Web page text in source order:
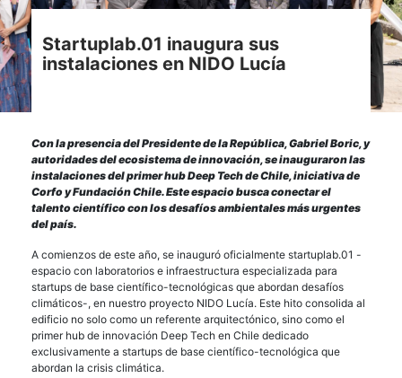
Startuplab.01 inaugura sus
instalaciones en NIDO Lucía
Con la presencia del Presidente de la República, Gabriel Boric, y
autoridades del ecosistema de innovación, se inauguraron las
instalaciones del primer hub Deep Tech de Chile, iniciativa de
Corfo y Fundación Chile. Este espacio busca conectar el
talento científico con los desafíos ambientales más urgentes
del país.
A comienzos de este año, se inauguró oficialmente startuplab.01 -
espacio con laboratorios e infraestructura especializada para
startups de base científico-tecnológicas que abordan desafíos
climáticos-, en nuestro proyecto NIDO Lucía. Este hito consolida al
edificio no solo como un referente arquitectónico, sino como el
primer hub de innovación Deep Tech en Chile dedicado
exclusivamente a startups de base científico-tecnológica que
abordan la crisis climática.